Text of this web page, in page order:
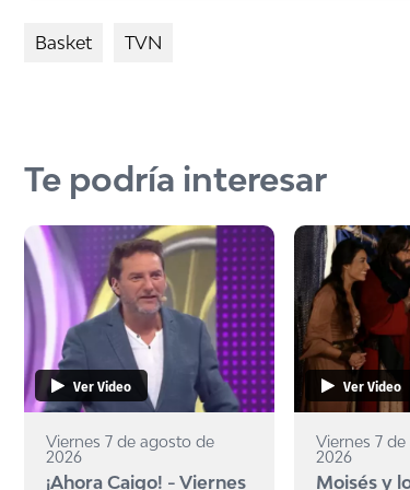
Basket TVN
Te podría interesar
Ver Video
Viernes 7 de agosto de
2026
¡Ahora Caigo! - Viernes
Ver Video
Viernes 7
2026
Moisés y